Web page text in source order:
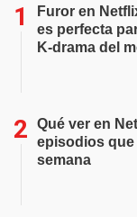
Furor en
es perfecta
K-drama del
Qué ver en
episodios que
semana